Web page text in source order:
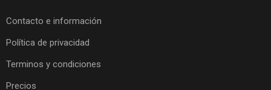
Contacto e información
Política de privacidad
Terminos y condiciones
Precios